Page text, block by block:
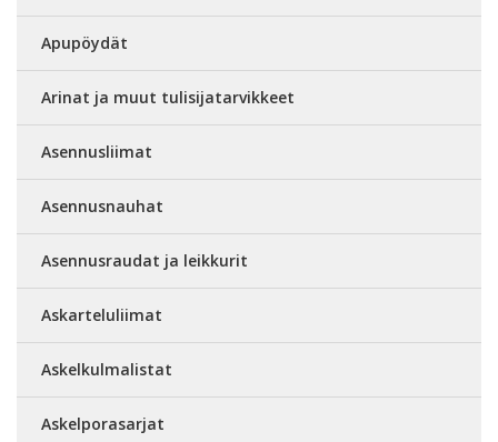
Apupöydät
Arinat ja muut tulisijatarvikkeet
Asennusliimat
Asennusnauhat
Asennusraudat ja leikkurit
Askarteluliimat
Askelkulmalistat
Askelporasarjat